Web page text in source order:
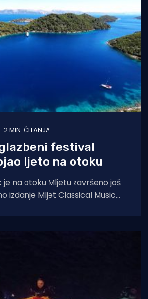
2 MIN. ČITANJA
festival
ljeto na otoku
je na otoku Mljetu završeno još
izdanje Mljet Classical Music